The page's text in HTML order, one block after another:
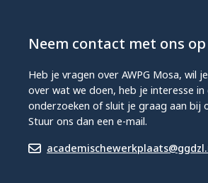
Neem contact met ons op
Heb je vragen over AWPG Mosa, wil
over wat we doen, heb je interesse in
onderzoeken of sluit je graag aan bij
Stuur ons dan een e-mail.